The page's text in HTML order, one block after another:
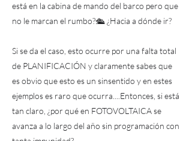
está en la cabina de mando del barco pero que
no le marcan el rumbo?🛳 ¿Hacia a dónde ir?
Si se da el caso, esto ocurre por una falta total
de PLANIFICACIÓN y claramente sabes que
es obvio que esto es un sinsentido y en estes
ejemplos es raro que ocurra....Entonces, si está
tan claro, ¿por qué en FOTOVOLTAICA se
avanza a lo largo del año sin programación con